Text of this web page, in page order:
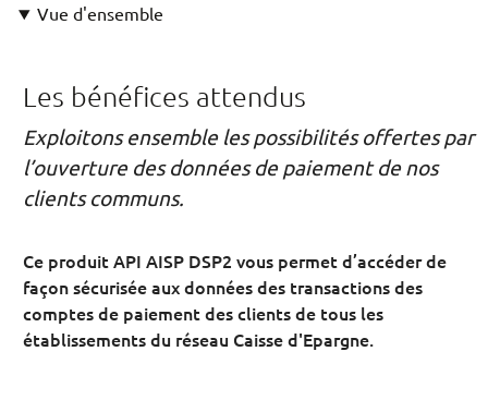
Vue d'ensemble
Les bénéfices attendus
Exploitons ensemble les possibilités offertes par
l’ouverture des données de paiement de nos
clients communs.
Ce produit API AISP DSP2 vous permet d’accéder de
façon sécurisée aux données des transactions des
comptes de paiement des clients de tous les
établissements du réseau Caisse d'Epargne.